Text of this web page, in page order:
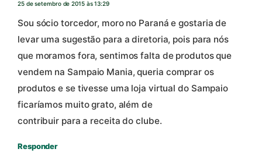
25 de setembro de 2015 às 13:29
Sou sócio torcedor, moro no Paraná e gostaria de
levar uma sugestão para a diretoria, pois para nós
que moramos fora, sentimos falta de produtos que
vendem na Sampaio Mania, queria comprar os
produtos e se tivesse uma loja virtual do Sampaio
ficaríamos muito grato, além de
contribuir para a receita do clube.
Responder